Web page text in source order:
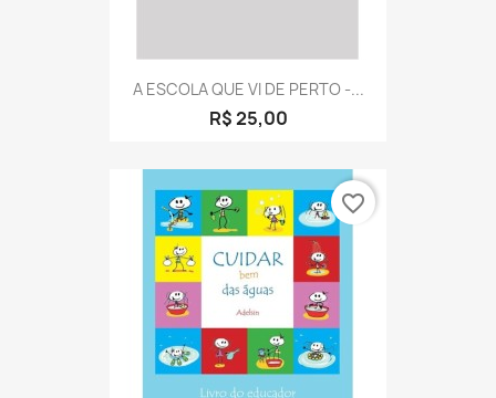
A ESCOLA QUE VI DE PERTO -...
R$ 25,00
favorite_border